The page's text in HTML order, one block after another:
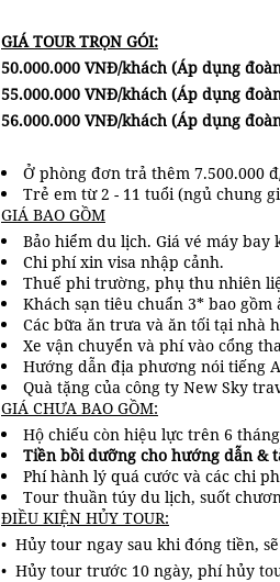
GIÁ TOUR TRỌN GÓI:
50.000.000 VNĐ/khách (Áp dụng
55.000.000 VNĐ/khách (Áp dụng
56.000.000 VNĐ/khách (Áp dụng
Ở phòng đơn trả thêm 7.500.000
Trẻ em từ 2 - 11 tuổi (ngủ chung
GIÁ BAO GỒM
Bảo hiểm du lịch. Giá vé máy
Chi phí xin visa nhập cảnh.
Thuế phi trường, phụ thu nhiên
Khách sạn tiêu chuẩn 3* bao gồm
Các bữa ăn trưa và ăn tối tại nhà
Xe vận chuyển và phí vào cổng
Hướng dẫn địa phương nói tiếng
Quà tặng của công ty New Sky
GIÁ CHƯA BAO GỒM:
Hộ chiếu còn hiệu lực trên 6
Tiền bồi dưỡng cho hướng dẫn &
Phí hành lý quá cước và các chi
Tour thuần túy du lịch, suốt
ĐIỀU KIỆN HỦY TOUR:
• Hủy tour ngay sau khi đóng tiền,
• Hủy tour trước 10 ngày, phí hủy